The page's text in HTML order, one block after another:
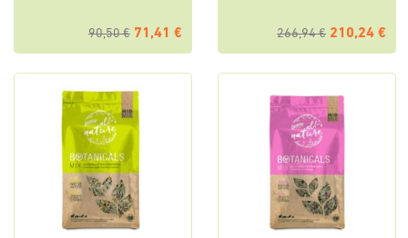
90,50 € 71,41 € 266,94 € 210,24 €